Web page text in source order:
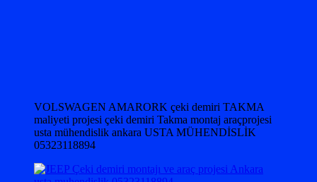
VOLSWAGEN AMARORK çeki demiri TAKMA
maliyeti projesi çeki demiri Takma montaj araçprojesi
usta mühendislik ankara USTA MÜHENDİSLİK
05323118894